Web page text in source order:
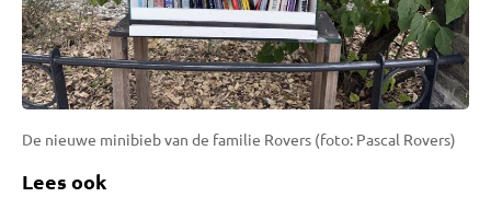
De nieuwe minibieb van de familie Rovers (foto: Pascal Rovers)
Lees ook